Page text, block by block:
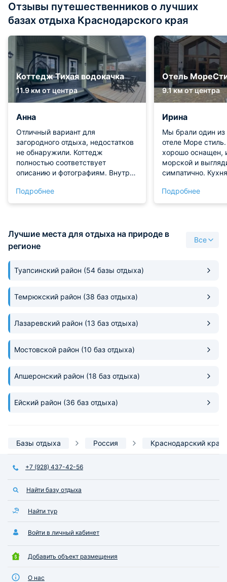
Отзывы путешественников о лучших
базах отдыха Краснодарского края
Коттедж Тихая водокачка
11.9 км от центра
Анна
Отличный вариант для
загородного отдыха, недостатков
не обнаружили. Коттедж
полностью соответствует
описанию и фотографиям. Внутри
современный ремонт, везде
идеальный порядок,
укомплектован всей необходимой
бытовой техникой и посудой. На
автомобилей. Локация очень
природа и тишина. Проживанием
Подробнее
Отель
9.1 км от центра
Ирина
Мы брали один из
отеле Море
хорошо оснащен,
морской и
симпатично.
Спальня
уровне.
напором. Ну а
буквально при
Подробнее
Лучшие места для отдыха на природе в
регионе
Все
Туапсинский район (54 базы отдыха)
Темрюкский район (38 баз отдыха)
Лазаревский район (13 баз отдыха)
Мостовской район (10 баз отдыха)
Апшеронский район (18 баз отдыха)
Ейский район (36 баз отдыха)
Базы отдыха Россия Краснодарский край
+7 (928) 437-42-56
Найти базу отдыха
Найти тур
Войти в личный кабинет
Добавить объект размещения
О нас